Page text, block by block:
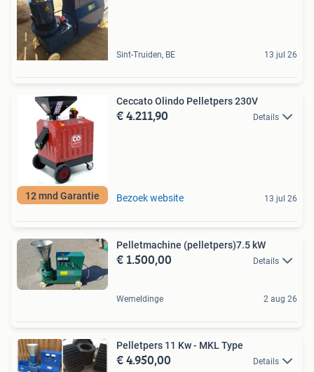
Sint-Truiden, BE 13 jul 26
12 mnd Garantie
Ceccato Olindo Pelletpers 230V
€ 4.211,90 Details
Bezoek website 13 jul 26
Pelletmachine (pelletpers)7.5 kW
€ 1.500,00 Details
Wemeldinge 2 aug 26
Pelletpers 11 Kw - MKL Type
€ 4.950,00 Details